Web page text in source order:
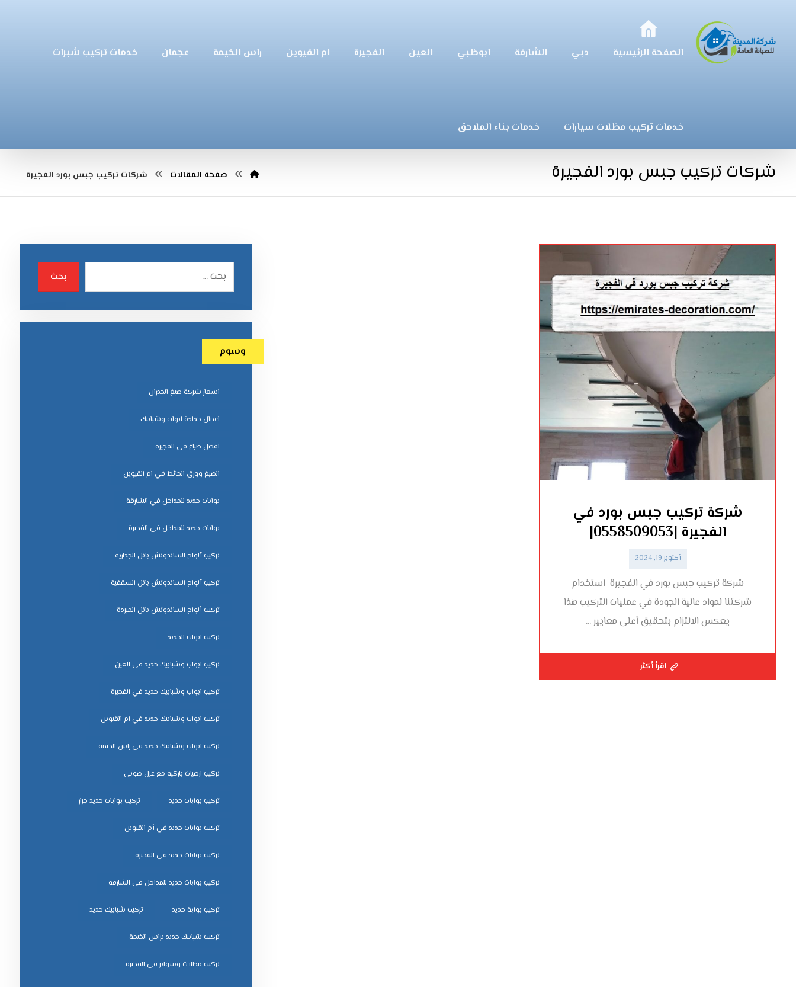
الصفحة الرئيسية دبي الشارقة ابوظبي العين الفجيرة ام القيوين راس الخيمة عجمان خدمات تركيب شبرات
خدمات تركيب مظلات سيارات خدمات بناء الملاحق
شركات تركيب جبس بورد الفجيرة صفحة المقالات شركات تركيب جبس بورد الفجيرة
شركة تركيب جبس بورد في
الفجيرة |0558509053|
أكتوبر 19, 2024
شركة تركيب جبس بورد في الفجيرة استخدام
شركتنا لمواد عالية الجودة في عمليات التركيب هذا
يعكس الالتزام بتحقيق أعلى معايير ...
اقرأ أكثر
بحث
وسوم
اسعار شركة صبغ الجدران
اعمال حدادة ابواب وشبابيك
افضل صباغ في الفجيرة
الصبغ وورق الحائط في ام القيوين
بوابات حديد للمداخل في الشارقة
بوابات حديد للمداخل في الفجيرة
تركيب ألواح الساندوتش بانل الجدارية
تركيب ألواح الساندوتش بانل السقفية
تركيب ألواح الساندوتش بانل المبردة
تركيب ابواب الحديد
تركيب ابواب وشبابيك حديد في العين
تركيب ابواب وشبابيك حديد في الفجيرة
تركيب ابواب وشبابيك حديد في ام القيوين
تركيب ابواب وشبابيك حديد في راس الخيمة
تركيب ارضيات باركية مع عزل صوتي
تركيب بوابات حديد تركيب بوابات حديد جرار
تركيب بوابات حديد في أم القيوين
تركيب بوابات حديد في الفجيرة
تركيب بوابات حديد للمداخل في الشارقة
تركيب بوابة حديد تركيب شبابيك حديد
تركيب شبابيك حديد براس الخيمة
تركيب مظلات وسواتر في الفجيرة